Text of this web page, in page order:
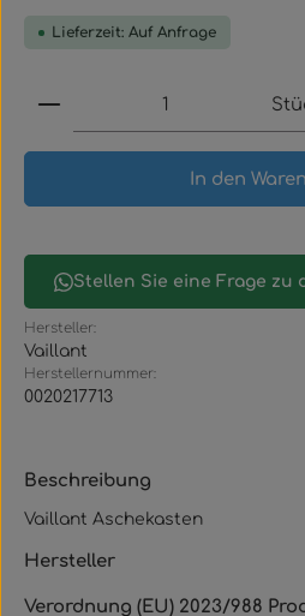
Lieferzeit: Auf Anfrage
Produkt Anzahl: Gib
In den
Stellen Sie eine Frage zu
Hersteller:
Vaillant
Herstellernummer:
0020217713
Beschreibung
Vaillant Aschekasten
Hersteller
Verordnung (EU) 2023/988